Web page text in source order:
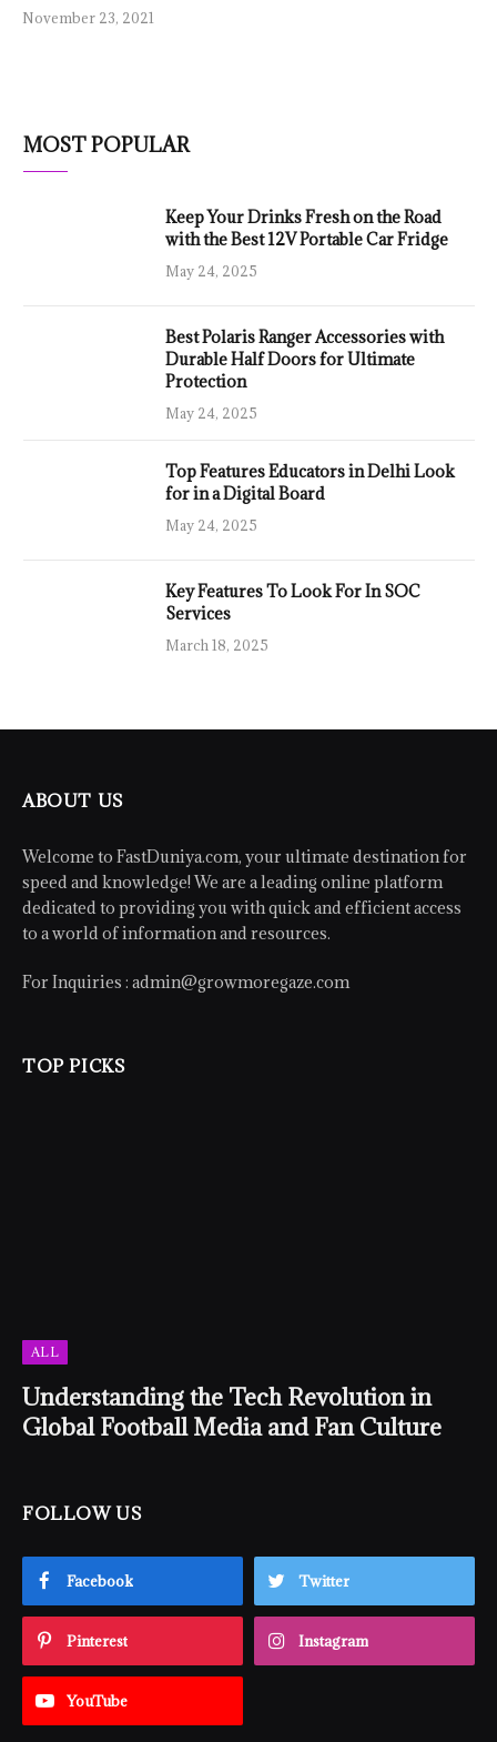
November 23, 2021
MOST POPULAR
Keep Your Drinks Fresh on the Road
with the Best 12V Portable Car Fridge
May 24, 2025
Best Polaris Ranger Accessories with
Durable Half Doors for Ultimate
Protection
May 24, 2025
Top Features Educators in Delhi Look
for in a Digital Board
May 24, 2025
Key Features To Look For In SOC
Services
March 18, 2025
ABOUT US
Welcome to FastDuniya.com, your ultimate destination for
speed and knowledge! We are a leading online platform
dedicated to providing you with quick and efficient access
to a world of information and resources.
For Inquiries : admin@growmoregaze.com
TOP PICKS
ALL
Understanding the Tech Revolution in
Global Football Media and Fan Culture
FOLLOW US
Facebook Twitter
Pinterest Instagram
YouTube